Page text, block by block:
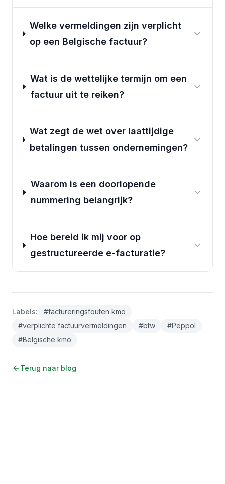
Welke vermeldingen zijn verplicht
op een Belgische factuur?
Wat is de wettelijke termijn om een
factuur uit te reiken?
Wat zegt de wet over laattijdige
betalingen tussen ondernemingen?
Waarom is een doorlopende
nummering belangrijk?
Hoe bereid ik mij voor op
gestructureerde e-facturatie?
Labels: #factureringsfouten kmo
#verplichte factuurvermeldingen #btw #Peppol
#Belgische kmo
Terug naar blog